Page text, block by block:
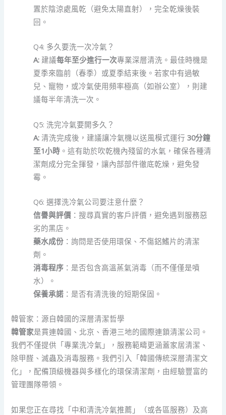
置於陰涼處風乾（避免太陽直射），完全乾燥後裝
回。
Q4: 多久要洗一次冷氣？
A: 建議每年至少進行一次專業深層清洗。最佳時機是
夏季來臨前（春季）或夏季結束後。若家中有過敏
兒、寵物，或冷氣使用頻率極高（如辦公室），則建
議每半年清洗一次。
Q5: 洗完冷氣要開多久？
A: 清洗完成後，建議讓冷氣機以送風模式運行30分鐘
至1小時 。這有助於吹乾機內殘留的水氣，確保各種清
潔劑成分完全揮發，讓內部部件徹底乾燥，避免發
霉。
Q6: 選擇洗冷氣公司要注意什麼？
信譽與評價 ：搜尋真實的客戶評價，避免遇到服務惡
劣的黑店。
藥水成份 ：詢問是否使用環保、不傷鋁鰭片的清潔
劑。
消毒程序 ：是否包含高溫蒸氣消毒（而不僅僅是噴
水）。
保養承諾 ：是否有清洗後的短期保固。
韓管家：源自韓國的深層清潔哲學
韓管家是貫連韓國、北京、香港三地的國際連鎖清潔公司。
我們不僅提供「專業洗冷氣」，服務範疇更涵蓋家居清潔、
除甲醛、滅蟲及消毒服務。我們引入「韓國傳統深層清潔文
化」，配備頂級機器與多樣化的環保清潔劑，由經驗豐富的
管理團隊帶領。
如果您正在尋找「中和清洗冷氣推薦」（或各區服務）及高